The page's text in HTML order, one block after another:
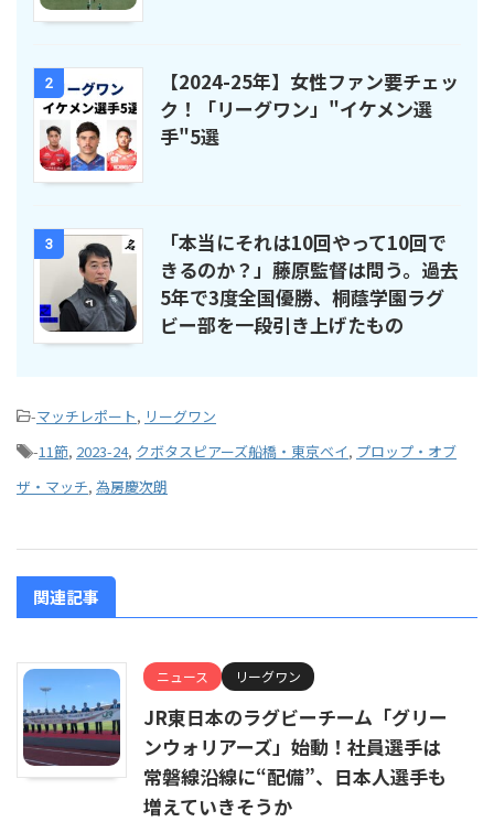
2
【2024-25年】女性ファン要チェッ
ク！「リーグワン」"イケメン選
手"5選
3
「本当にそれは10回やって10回で
きるのか？」藤原監督は問う。過去
5年で3度全国優勝、桐蔭学園ラグ
ビー部を一段引き上げたもの
-マッチレポート, リーグワン
-11節, 2023-24, クボタスピアーズ船橋・東京ベイ, プロップ・オブ
ザ・マッチ, 為房慶次朗
関連記事
ニュース リーグワン
JR東日本のラグビーチーム「グリー
ンウォリアーズ」始動！社員選手は
常磐線沿線に“配備”、日本人選手も
増えていきそうか